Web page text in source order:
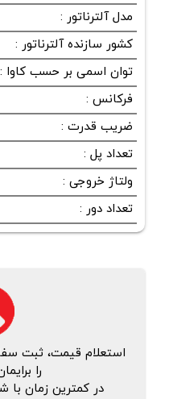
مدل آلترناتور :
کشور سازنده آلترناتور :
توان اسمی بر حسب کاوا :
فرکانس :
ضریب قدرت :
تعداد پل :
ولتاژ خروجی :
تعداد دور :
استعلام قیمت، ثبت
را
در کمترین زمان